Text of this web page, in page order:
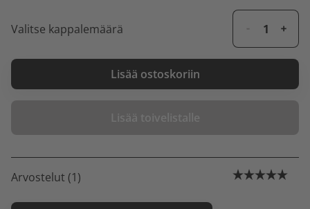
Valitse kappalemäärä
Lisää ostoskoriin
Lisää toivelistalle
Arvostelut (1)